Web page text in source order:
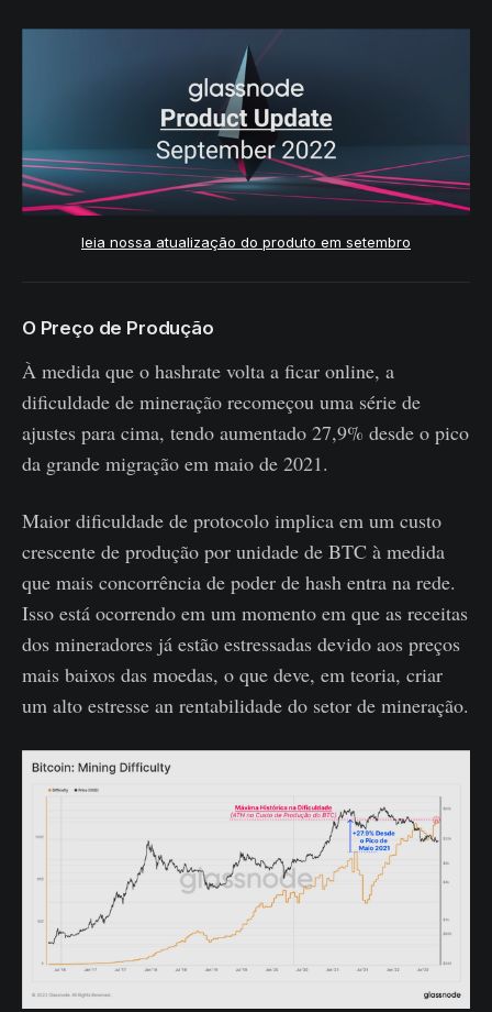
leia nossa atualização do produto em setembro
O Preço de Produção
À medida que o hashrate volta a ficar online, a
dificuldade de mineração recomeçou uma série de
ajustes para cima, tendo aumentado 27,9% desde o pico
da grande migração em maio de 2021.
Maior dificuldade de protocolo implica em um custo
crescente de produção por unidade de BTC à medida
que mais concorrência de poder de hash entra na rede.
Isso está ocorrendo em um momento em que as receitas
dos mineradores já estão estressadas devido aos preços
mais baixos das moedas, o que deve, em teoria, criar
um alto estresse an rentabilidade do setor de mineração.